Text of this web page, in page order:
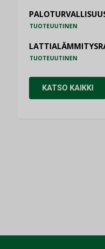
TUOTEUUTINEN
TUOTEUUTINEN
KATSO KAIKKI